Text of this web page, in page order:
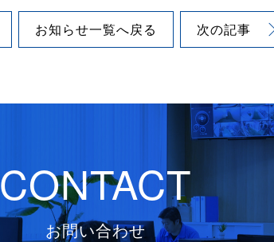
お知らせ一覧へ戻る 次の記事
CONTACT
お問い合わせ